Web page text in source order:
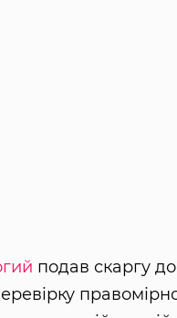
подав скаргу